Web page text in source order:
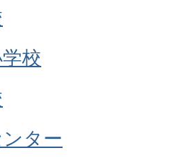
校
ター